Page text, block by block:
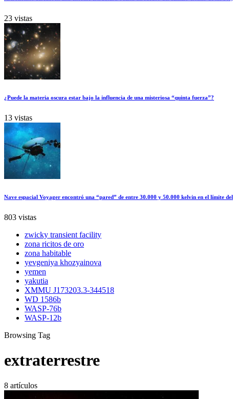
23 vistas
¿Puede la materia oscura estar bajo la influencia de una misteriosa “quinta fuerza”?
13 vistas
Nave espacial Voyager encontró una “pared” de entre 30.000 y 50.000 kelvin en el límite
803 vistas
zwicky transient facility
zona ricitos de oro
zona habitable
yevgeniya khozyainova
yemen
yakutia
XMMU J173203.3-344518
WD 1586b
WASP-76b
WASP-12b
Browsing Tag
extraterrestre
8 artículos